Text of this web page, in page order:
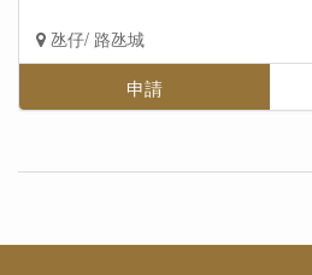
氹仔/ 路氹城
申請